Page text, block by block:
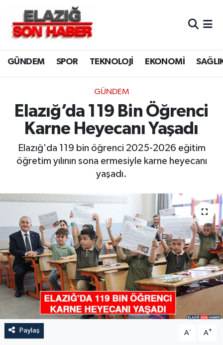
GÜNDEM SPOR TEKNOLOJİ EKONOMİ
GÜNDEM
Elazığ’da 119 Bin Öğrenci
Karne Heyecanı Yaşadı
Elazığ'da 119 bin öğrenci 2025-2026 eğitim
öğretim yılının sona ermesiyle karne heyecanı
yaşadı.
Paylaş A- A+
CANLI YAYIN
ASAYİŞ
BİLİM VE TEKNOLOJİ
DÜNYA
EKONOMİ
GENEL
GÜNDEM
HABERDE İNSAN
KÜLTÜR-SANAT
MAGAZİN
Merkez Hava Durumu
Merkez Trafik Yoğunluk Haritası
Süper Lig Puan Durumu ve Fikstür
Tüm Manşetler
Son Dakika Haberleri
Haber Arşivi